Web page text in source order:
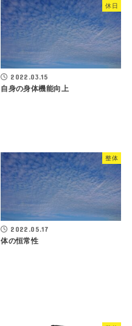
休日
2022.03.15
自身の身体機能向上
整体
2022.05.17
体の恒常性